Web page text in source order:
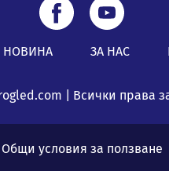
НОВИНА ЗА НАС
| Всички права
Общи условия за ползване